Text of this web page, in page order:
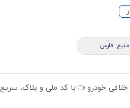
منبع: فارس
خلافی خودرو 👈با کد ملی و پلاک،